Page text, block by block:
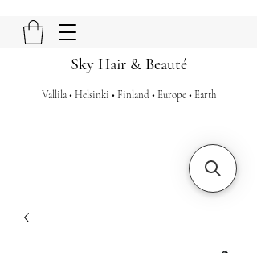
Sky Hair & Beauté
Vallila • Helsinki • Finland • Europe • Earth